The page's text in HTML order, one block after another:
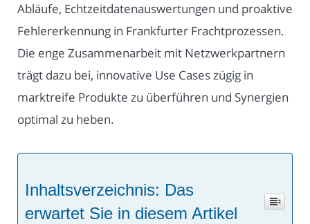
Abläufe, Echtzeitdatenauswertungen und proaktive
Fehlererkennung in Frankfurter Frachtprozessen.
Die enge Zusammenarbeit mit Netzwerkpartnern
trägt dazu bei, innovative Use Cases zügig in
marktreife Produkte zu überführen und Synergien
optimal zu heben.
Inhaltsverzeichnis: Das
erwartet Sie in diesem Artikel